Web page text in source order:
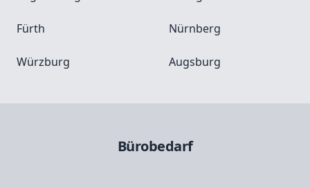
Fürth Nürnberg
Würzburg Augsburg
Bürobedarf